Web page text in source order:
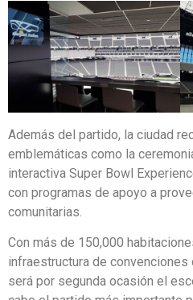
Además del partido, la ciudad
emblemáticas como la
interactiva Super Bowl
con programas de apoyo a
comunitarias.
Con más de 150,000
infraestructura de
será por segunda ocasión el